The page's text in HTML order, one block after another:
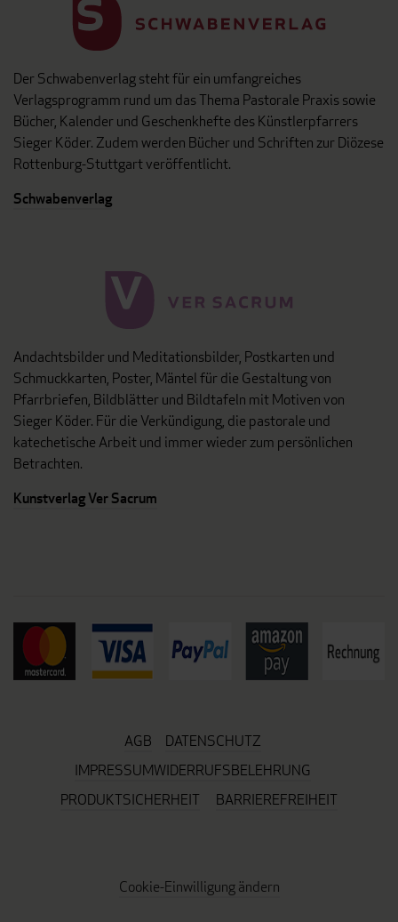
Der Schwabenverlag steht für ein umfangreiches
Verlagsprogramm rund um das Thema Pastorale Praxis sowie
Bücher, Kalender und Geschenkhefte des Künstlerpfarrers
Sieger Köder. Zudem werden Bücher und Schriften zur Diözese
Rottenburg-Stuttgart veröffentlicht.
Schwabenverlag
Andachtsbilder und Meditationsbilder, Postkarten und
Schmuckkarten, Poster, Mäntel für die Gestaltung von
Pfarrbriefen, Bildblätter und Bildtafeln mit Motiven von
Sieger Köder. Für die Verkündigung, die pastorale und
katechetische Arbeit und immer wieder zum persönlichen
Betrachten.
Kunstverlag Ver Sacrum
AGB
DATENSCHUTZ
IMPRESSUMWIDERRUFSBELEHRUNG
PRODUKTSICHERHEIT
BARRIEREFREIHEIT
Cookie-Einwilligung ändern